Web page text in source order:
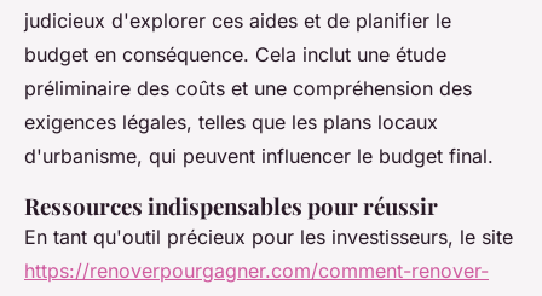
judicieux d'explorer ces aides et de planifier le
budget en conséquence. Cela inclut une étude
préliminaire des coûts et une compréhension des
exigences légales, telles que les plans locaux
d'urbanisme, qui peuvent influencer le budget final.
Ressources indispensables pour réussir
En tant qu'outil précieux pour les investisseurs, le site
https://renoverpourgagner.com/comment-renover-